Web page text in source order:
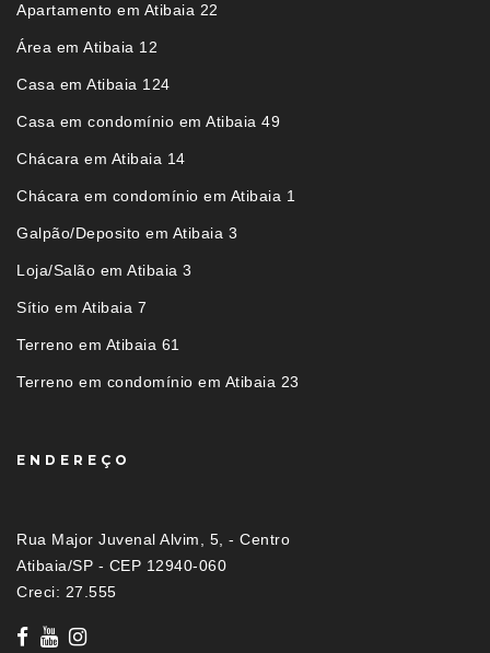
Apartamento em Atibaia 22
Área em Atibaia 12
Casa em Atibaia 124
Casa em condomínio em Atibaia 49
Chácara em Atibaia 14
Chácara em condomínio em Atibaia 1
Galpão/Deposito em Atibaia 3
Loja/Salão em Atibaia 3
Sítio em Atibaia 7
Terreno em Atibaia 61
Terreno em condomínio em Atibaia 23
ENDEREÇO
Rua Major Juvenal Alvim, 5, - Centro
Atibaia/SP - CEP 12940-060
Creci: 27.555